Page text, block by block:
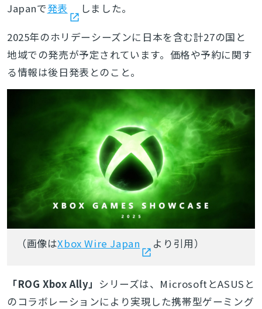
Japanで発表 しました。
2025年のホリデーシーズンに 日本を含む計27の国と
地域での発売が予定されています。 価格や予約に関す
る情報は後日発表とのこと。
（画像はXbox Wire Japan より引用）
「ROG Xbox Ally」 シリーズは、MicrosoftとASUSと
のコラボレーションにより実現した携帯型ゲーミング